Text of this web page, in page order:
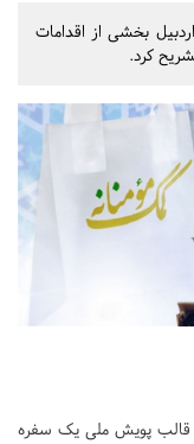
بخشی از اقدامات
کرد.
ساده در قالب پویش ملی یک سفره